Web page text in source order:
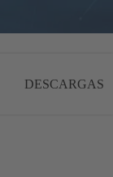
DESCARGAS